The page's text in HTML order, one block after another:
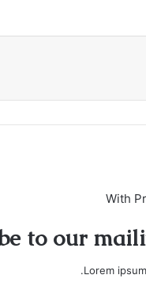
With
to our
Lorem